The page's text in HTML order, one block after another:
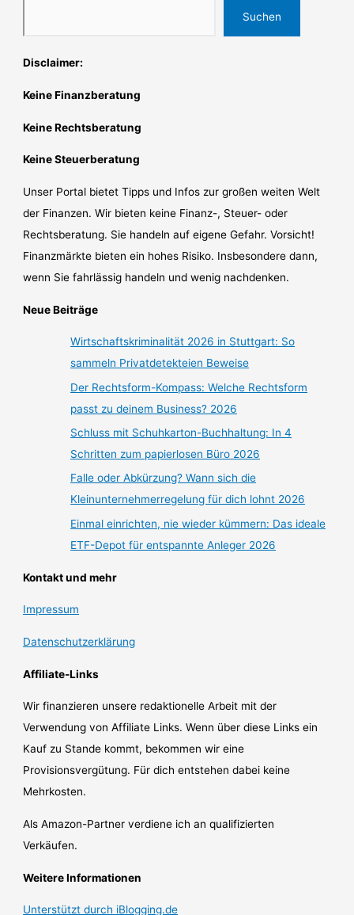
Suchen
Disclaimer:
Keine Finanzberatung
Keine Rechtsberatung
Keine Steuerberatung
Unser Portal bietet Tipps und Infos zur großen weiten Welt
der Finanzen. Wir bieten keine Finanz-, Steuer- oder
Rechtsberatung. Sie handeln auf eigene Gefahr. Vorsicht!
Finanzmärkte bieten ein hohes Risiko. Insbesondere dann,
wenn Sie fahrlässig handeln und wenig nachdenken.
Neue Beiträge
Wirtschaftskriminalität 2026 in Stuttgart: So
sammeln Privatdetekteien Beweise
Der Rechtsform-Kompass: Welche Rechtsform
passt zu deinem Business? 2026
Schluss mit Schuhkarton-Buchhaltung: In 4
Schritten zum papierlosen Büro 2026
Falle oder Abkürzung? Wann sich die
Kleinunternehmerregelung für dich lohnt 2026
Einmal einrichten, nie wieder kümmern: Das ideale
ETF-Depot für entspannte Anleger 2026
Kontakt und mehr
Impressum
Datenschutzerklärung
Affiliate-Links
Wir finanzieren unsere redaktionelle Arbeit mit der
Verwendung von Affiliate Links. Wenn über diese Links ein
Kauf zu Stande kommt, bekommen wir eine
Provisionsvergütung. Für dich entstehen dabei keine
Mehrkosten.
Als Amazon-Partner verdiene ich an qualifizierten
Verkäufen.
Weitere Informationen
Unterstützt durch iBlogging.de